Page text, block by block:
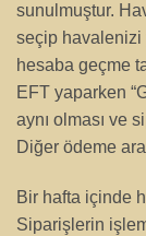
sunulmuştur.
seçip havalenizi
hesaba geçme
EFT yaparken
aynı olması ve
Diğer ödeme
Bir hafta içinde
Siparişlerin